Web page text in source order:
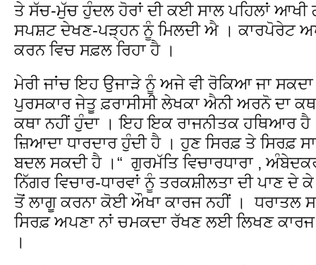
ਤੇ ਸੱਚ-ਮੁੱਚ ਹੁੰਦਲ ਹੋਰਾਂ ਦੀ ਕਈ ਸਾਲ ਪਹਿਲਾਂ ਆਖੀ
ਸਪਸ਼ਟ ਦੇਖਣ-ਪੜ੍ਹਨ ਨੂੰ ਮਿਲਦੀ ਐ । ਕਾਰਪੋਰੇਟ
ਕਰਨ ਵਿਚ ਸਫ਼ਲ ਰਿਹਾ ਹੈ ।
ਮੇਰੀ ਜਾਂਚ ਇਹ ਉਜਾੜੇ ਨੂੰ ਅਜੇ ਵੀ ਰੋਕਿਆ ਜਾ ਸਕਦਾ
ਪੁਰਸਕਾਰ ਜੇਤੂ ਫ਼ਰਾਸੀਸੀ ਲੇਖਕਾ ਐਨੀ ਅਰਨੋ ਦਾ
ਕਥਾ ਨਹੀਂ ਹੁੰਦਾ । ਇਹ ਇਕ ਰਾਜਨੀਤਕ ਹਥਿਆਰ ਹੈ
ਜ਼ਿਆਦਾ ਧਾਰਦਾਰ ਹੁੰਦੀ ਹੈ । ਹੁਣ ਸਿਰਫ਼ ਤੇ ਸਿਰਫ਼
ਬਦਲ ਸਕਦੀ ਹੈ ।“ ਗੁਰਮੱਤਿ ਵਿਚਾਰਧਾਰਾ ,
ਨਿੱਗਰ ਵਿਚਾਰ-ਧਾਰਵਾਂ ਨੂੰ ਤਰਕਸ਼ੀਲਤਾ ਦੀ ਪਾਣ
ਤੋਂ ਲਾਗੂ ਕਰਨਾ ਕੋਈ ਔਖਾ ਕਾਰਜ ਨਹੀਂ । ਧਰਾਤਲ
ਸਿਰਫ਼ ਅਪਣਾ ਨਾਂ ਚਮਕਦਾ ਰੱਖਣ ਲਈ ਲਿਖਣ
।